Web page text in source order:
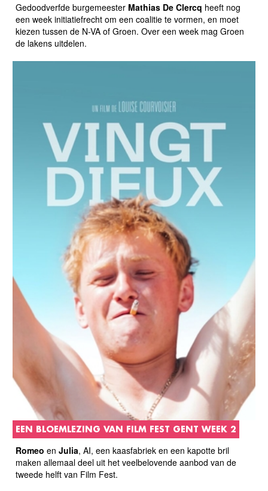
Gedoodverfde burgemeester Mathias De Clercq heeft nog
een week initiatiefrecht om een coalitie te vormen, en moet
kiezen tussen de N-VA of Groen. Over een week mag Groen
de lakens uitdelen.
EEN BLOEMLEZING VAN FILM FEST GENT WEEK 2
Romeo en Julia, AI, een kaasfabriek en een kapotte bril
maken allemaal deel uit het veelbelovende aanbod van de
tweede helft van Film Fest.